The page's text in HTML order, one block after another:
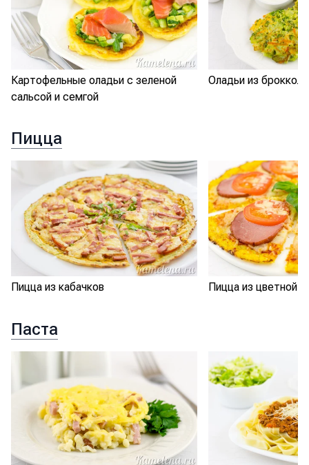
Картофельные оладьи с зеленой
сальсой и семгой
Оладьи из брокколи
Пицца
Пицца из кабачков Пицца из цветной
Паста